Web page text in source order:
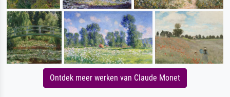
Ontdek meer werken van Claude Monet